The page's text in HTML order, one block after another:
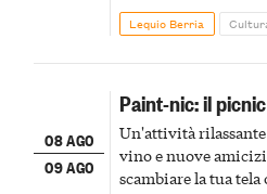
Lequio Berria
08 AGO
09 AGO
Paint-nic: il
Un'attività
vino e nuove
scambiare la tua tela